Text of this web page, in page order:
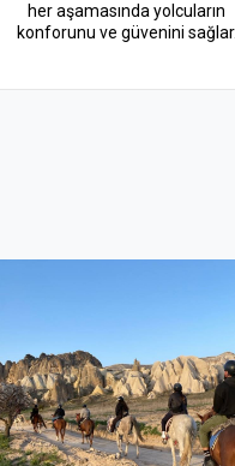
her aşamasında yolcuların
konforunu ve güvenini sağlar.